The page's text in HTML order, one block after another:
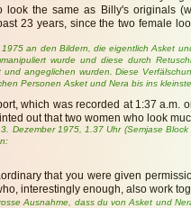
look the same as Billy's originals
23 years, since the two female
1975 an den Bildern, die eigentlich Asket
wurde und diese durch
und angeglichen wurden. Diese
Personen Asket und Nera bis ins
which was recorded at 1:37
out that two women who look
Dezember 1975, 1.37 Uhr (Semjase
that you were given
interestingly enough, also work
Ausnahme, dass du von Asket und